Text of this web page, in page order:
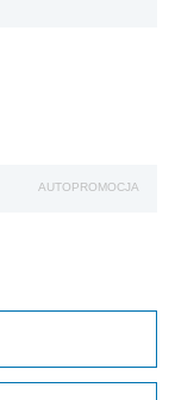
AUTOPROMOCJA